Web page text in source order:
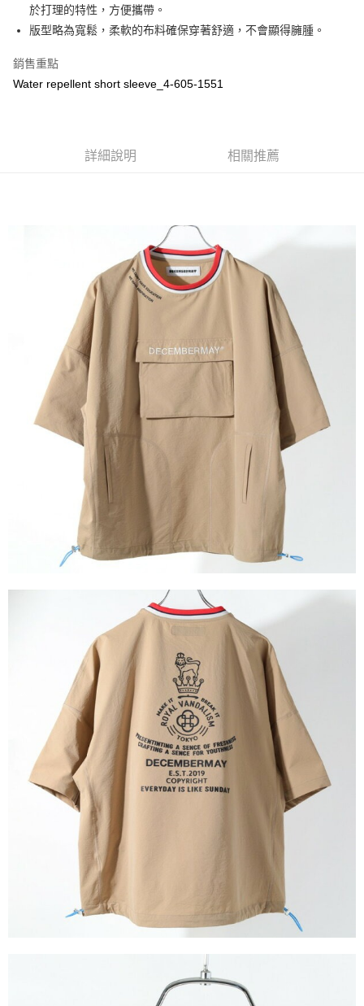
悠遊付
全盈+PAY
ATM付款
付款後7-11取貨
每筆NT$60
於打理的特性，方便攜帶。
版型略為寬鬆，柔軟的布料確保穿著舒適，不會顯得臃腫。
銷售重點
Water repellent short sleeve_4-605-1551
詳細說明 相關推薦